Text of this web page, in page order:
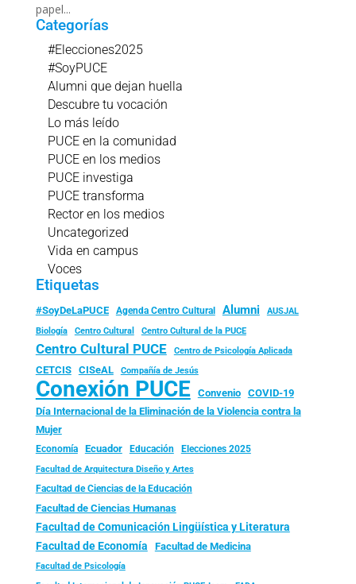
papel...
Categorías
#Elecciones2025
#SoyPUCE
Alumni que dejan huella
Descubre tu vocación
Lo más leído
PUCE en la comunidad
PUCE en los medios
PUCE investiga
PUCE transforma
Rector en los medios
Uncategorized
Vida en campus
Voces
Etiquetas
#SoyDeLaPUCE Agenda Centro Cultural Alumni
AUSJAL
Biología
Centro Cultural Centro Cultural de la PUCE
Centro Cultural PUCE Centro de Psicología Aplicada
CETCIS CISeAL Compañía de Jesús
Conexión PUCE Convenio
COVID-19
Día Internacional de la Eliminación de la Violencia contra la
Mujer
Economía Ecuador Educación Elecciones 2025
Facultad de Arquitectura Diseño y Artes
Facultad de Ciencias de la Educación
Facultad de Ciencias Humanas
Facultad de Comunicación Lingüística y Literatura
Facultad de Economía Facultad de Medicina
Facultad de Psicología